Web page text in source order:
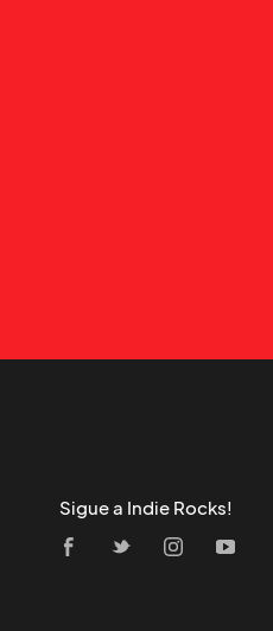
Sigue a Indie Rocks!